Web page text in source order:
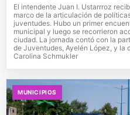
El intendente Juan I. Ustarrroz
marco de la articulación de
juventudes. Hubo un primer
municipal y luego se recorrieron
ciudad. La jornada contó con la
de Juventudes, Ayelén López, y la
Carolina Schmukler
MUNICIPIOS